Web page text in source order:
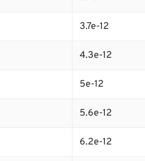
3.7e-12
4.3e-12
5e-12
5.6e-12
6.2e-12